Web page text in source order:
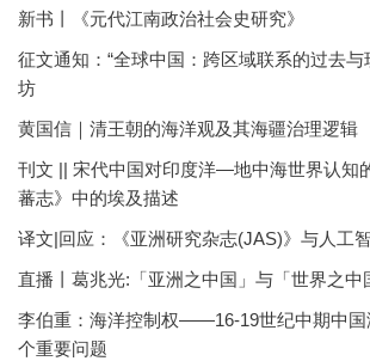
新书丨《元代江南政治社会史研究》
征文通知：“全球中国：跨区域联系的过去与
坊
黄国信｜清王朝的海洋观及其海疆治理逻辑
刊文 || 宋代中国对印度洋—地中海世界认知
蕃志》中的埃及描述
译文|回应：《亚洲研究杂志(JAS)》与人工智
直播丨葛兆光:「亚洲之中国」与「世界之中
李伯重：海洋控制权——16-19世纪中期中国
个重要问题